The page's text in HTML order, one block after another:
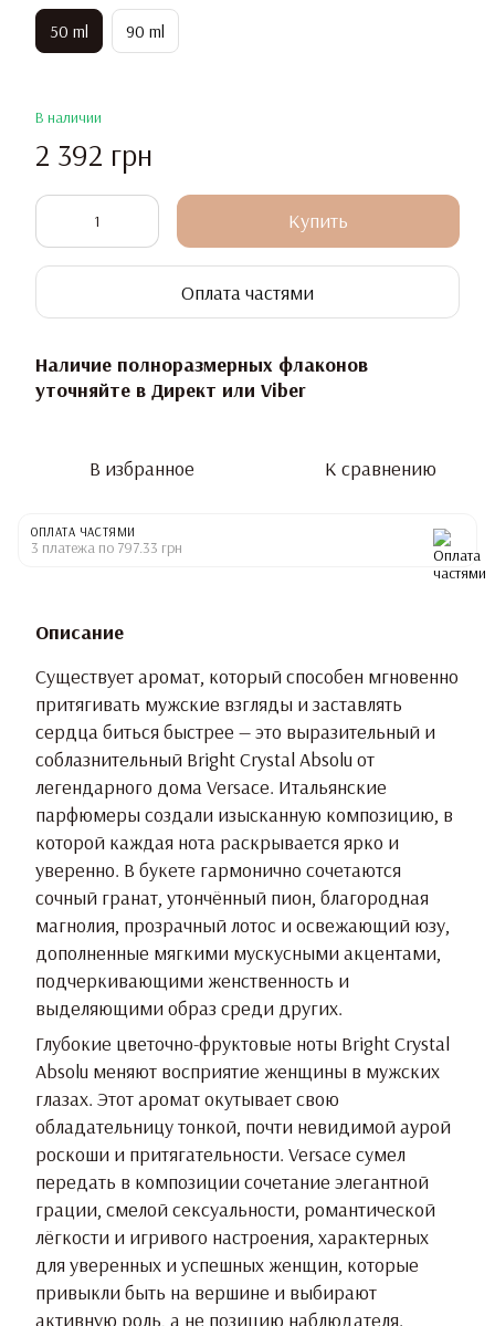
50 ml 90 ml
В наличии
2 392 грн
Купить
Оплата частями
Наличие полноразмерных флаконов
уточняйте в Директ или Viber
В избранное К сравнению
ОПЛАТА ЧАСТЯМИ
3 платежа по 797.33 грн
Описание
Существует аромат, который способен мгновенно
притягивать мужские взгляды и заставлять
сердца биться быстрее — это выразительный и
соблазнительный Bright Crystal Absolu от
легендарного дома Versace. Итальянские
парфюмеры создали изысканную композицию, в
которой каждая нота раскрывается ярко и
уверенно. В букете гармонично сочетаются
сочный гранат, утончённый пион, благородная
магнолия, прозрачный лотос и освежающий юзу,
дополненные мягкими мускусными акцентами,
подчеркивающими женственность и
выделяющими образ среди других.
Глубокие цветочно-фруктовые ноты Bright Crystal
Absolu меняют восприятие женщины в мужских
глазах. Этот аромат окутывает свою
обладательницу тонкой, почти невидимой аурой
роскоши и притягательности. Versace сумел
передать в композиции сочетание элегантной
грации, смелой сексуальности, романтической
лёгкости и игривого настроения, характерных
для уверенных и успешных женщин, которые
привыкли быть на вершине и выбирают
активную роль, а не позицию наблюдателя.